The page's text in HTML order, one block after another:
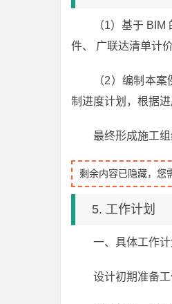
（1）基于
件、 广联达清单计
（2）编制本
制进度计划，根据
最终形成施工组
剩余内容已隐藏，您
5. 工作计划
一、具体工作计
设计初期准备